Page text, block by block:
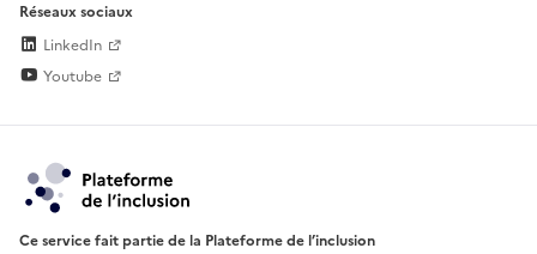
Réseaux sociaux
LinkedIn
Youtube
Ce service fait partie de la Plateforme de l’inclusion